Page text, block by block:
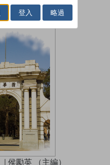
| 侯勵英 （主編）
登入 略過